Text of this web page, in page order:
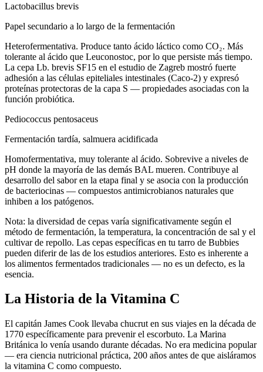
Lactobacillus brevis
Papel secundario a lo largo de la fermentación
Heterofermentativa. Produce tanto ácido láctico como CO₂. Más
tolerante al ácido que Leuconostoc, por lo que persiste más tiempo.
La cepa Lb. brevis SF15 en el estudio de Zagreb mostró fuerte
adhesión a las células epiteliales intestinales (Caco-2) y expresó
proteínas protectoras de la capa S — propiedades asociadas con la
función probiótica.
Pediococcus pentosaceus
Fermentación tardía, salmuera acidificada
Homofermentativa, muy tolerante al ácido. Sobrevive a niveles de
pH donde la mayoría de las demás BAL mueren. Contribuye al
desarrollo del sabor en la etapa final y se asocia con la producción
de bacteriocinas — compuestos antimicrobianos naturales que
inhiben a los patógenos.
Nota: la diversidad de cepas varía significativamente según el
método de fermentación, la temperatura, la concentración de sal y el
cultivar de repollo. Las cepas específicas en tu tarro de Bubbies
pueden diferir de las de los estudios anteriores. Esto es inherente a
los alimentos fermentados tradicionales — no es un defecto, es la
esencia.
La Historia de la Vitamina C
El capitán James Cook llevaba chucrut en sus viajes en la década de
1770 específicamente para prevenir el escorbuto. La Marina
Británica lo venía usando durante décadas. No era medicina popular
— era ciencia nutricional práctica, 200 años antes de que aisláramos
la vitamina C como compuesto.